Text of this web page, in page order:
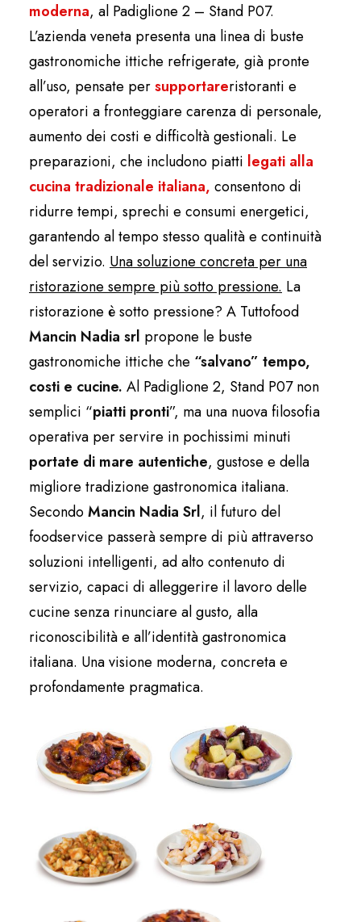
moderna, al Padiglione 2 – Stand P07.
L’azienda veneta presenta una linea di buste
gastronomiche ittiche refrigerate, già pronte
all’uso, pensate persupportareristoranti e
operatori a fronteggiare carenza di personale,
aumento dei costi e difficoltà gestionali. Le
preparazioni, che includono piatti legati alla
cucina tradizionale italiana, consentono di
ridurre tempi, sprechi e consumi energetici,
garantendo al tempo stesso qualità e continuità
del servizio. Una soluzione concreta per una
ristorazione sempre più sotto pressione. La
ristorazione è sotto pressione? A Tuttofood
Mancin Nadia srl propone le buste
gastronomiche ittiche che “salvano” tempo,
costi e cucine. Al Padiglione 2, Stand P07 non
semplici “piatti pronti”, ma una nuova filosofia
operativa per servire in pochissimi minuti
portate di mare autentiche, gustose e della
migliore tradizione gastronomica italiana.
SecondoMancin Nadia Srl, il futuro del
foodservice passerà sempre di più attraverso
soluzioni intelligenti, ad alto contenuto di
servizio, capaci di alleggerire il lavoro delle
cucine senza rinunciare al gusto, alla
riconoscibilità e all’identità gastronomica
italiana. Una visione moderna, concreta e
profondamente pragmatica.